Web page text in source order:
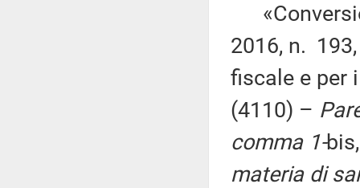
2016, n.
fiscale e per
(4110) –
comma 1-
materia di